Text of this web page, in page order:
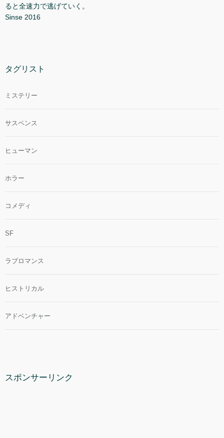
ると全速力で逃げていく。
Sinse 2016
タグリスト
ミステリー
サスペンス
ヒューマン
ホラー
コメディ
SF
ラブロマンス
ヒストリカル
アドベンチャー
スポンサーリンク